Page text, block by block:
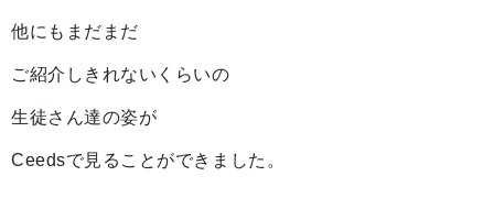
他にもまだまだ
ご紹介しきれないくらいの
生徒さん達の姿が
Ceedsで見ることができました。